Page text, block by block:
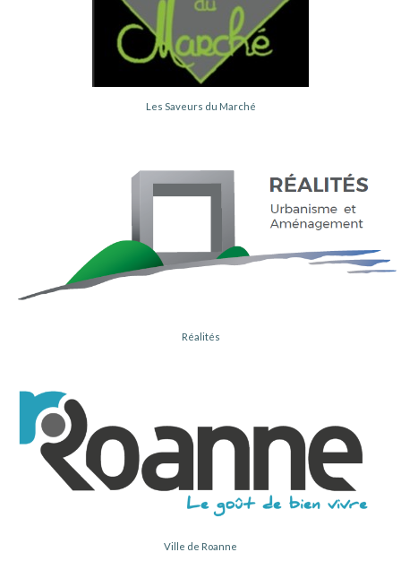
Les Saveurs du Marché
Réalités
Ville de Roanne